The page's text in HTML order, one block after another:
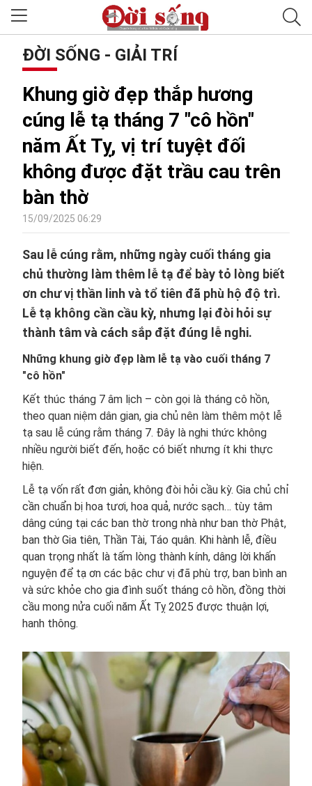
ĐỜI SỐNG - GIẢI TRÍ
Khung giờ đẹp thắp hương
cúng lễ tạ tháng 7 "cô hồn"
năm Ất Tỵ, vị trí tuyệt đối
không được đặt trầu cau trên
bàn thờ
15/09/2025 06:29
Sau lễ cúng rằm, những ngày cuối tháng gia
chủ thường làm thêm lễ tạ để bày tỏ lòng biết
ơn chư vị thần linh và tổ tiên đã phù hộ độ trì.
Lễ tạ không cần cầu kỳ, nhưng lại đòi hỏi sự
thành tâm và cách sắp đặt đúng lễ nghi.
Những khung giờ đẹp làm lễ tạ vào cuối tháng 7
"cô hồn"
Kết thúc tháng 7 âm lịch – còn gọi là tháng cô hồn,
theo quan niệm dân gian, gia chủ nên làm thêm một lễ
tạ sau lễ cúng rằm tháng 7. Đây là nghi thức không
nhiều người biết đến, hoặc có biết nhưng ít khi thực
hiện.
Lễ tạ vốn rất đơn giản, không đòi hỏi cầu kỳ. Gia chủ chỉ
cần chuẩn bị hoa tươi, hoa quả, nước sạch… tùy tâm
dâng cúng tại các ban thờ trong nhà như ban thờ Phật,
ban thờ Gia tiên, Thần Tài, Táo quân. Khi hành lễ, điều
quan trọng nhất là tấm lòng thành kính, dâng lời khấn
nguyện để tạ ơn các bậc chư vị đã phù trợ, ban bình an
và sức khỏe cho gia đình suốt tháng cô hồn, đồng thời
cầu mong nửa cuối năm Ất Tỵ 2025 được thuận lợi,
hanh thông.